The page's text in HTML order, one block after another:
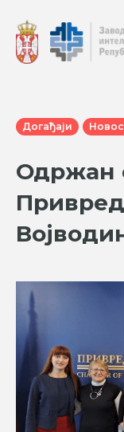
Догађаји
Одржан